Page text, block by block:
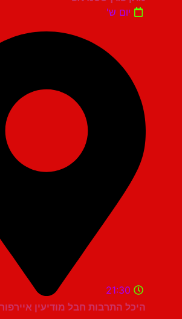
יום ש'
היכל התרבות חבל מודיעין איירפורט סיטי
21:30